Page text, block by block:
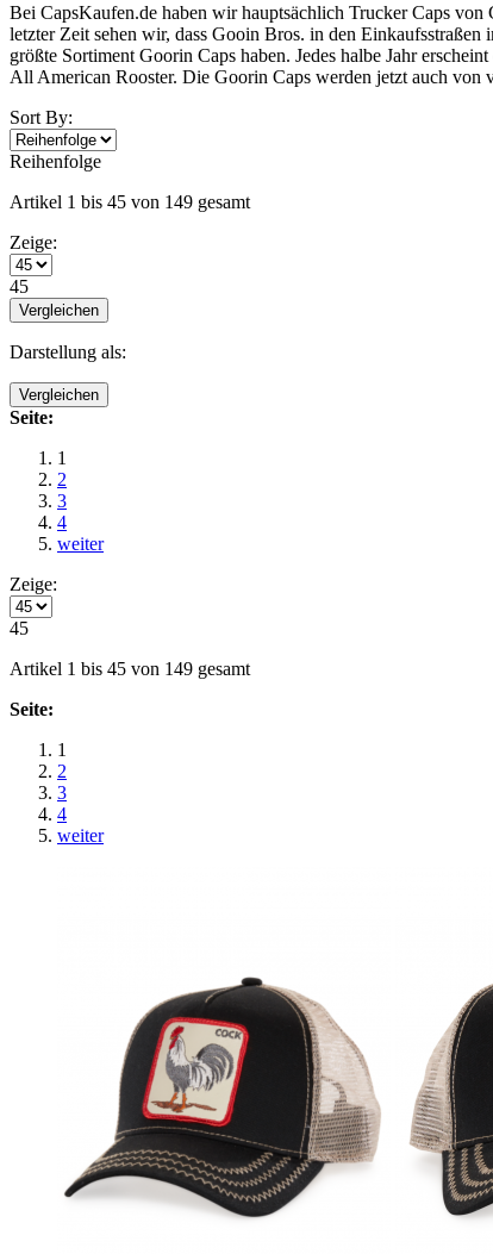
Bei CapsKaufen.de haben wir hauptsächlich Trucker Caps
letzter Zeit sehen wir, dass Gooin Bros. in den
größte Sortiment Goorin Caps haben. Jedes halbe Jahr
All American Rooster. Die Goorin Caps werden jetzt auch von
Sort By:
Reihenfolge
Artikel 1 bis 45 von 149 gesamt
Zeige:
45
Vergleichen
Darstellung als:
Vergleichen
Seite:
1
2
3
4
weiter
Zeige:
45
Artikel 1 bis 45 von 149 gesamt
Seite:
1
2
3
4
weiter